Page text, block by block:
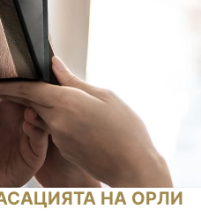
НА ОРЛИ